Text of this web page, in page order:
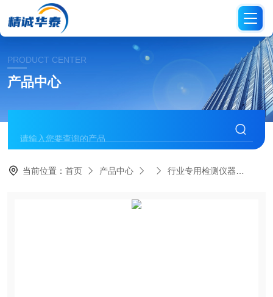
PRODUCT CENTER
产品中心
当前位置：首页 产品中心 行业专用检测仪器